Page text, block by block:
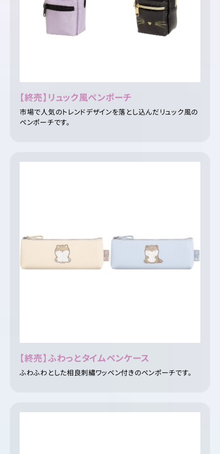
【終売】リュック風ペンポーチ
市場で人気のトレンドデザインを落とし込んだリュック風の
ペンポーチです。
【終売】ふわっとタイムペンケース
ふわふわとした相良刺繡ワッペン付きのペンポーチです。